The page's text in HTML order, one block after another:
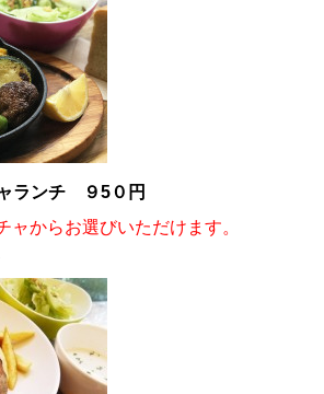
ランチ ９5０円
からお選びいただけます。